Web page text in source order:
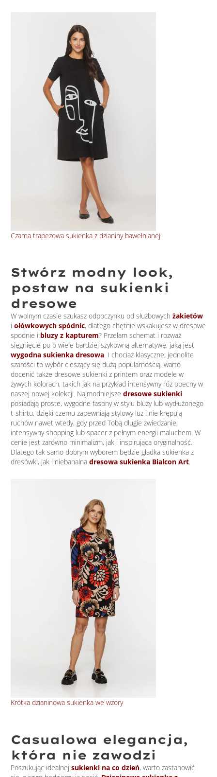
Czarna trapezowa sukienka z dzianiny bawełnianej
Stwórz modny look,
postaw na sukienki
dresowe
W wolnym czasie szukasz odpoczynku od służbowychżakietów
iołówkowych spódnic, dlatego chętnie wskakujesz w dresowe
spodnie i bluzy z kapturem? Przełam schemat i rozważ
sięgnięcie po o wiele bardziej szykowną alternatywę, jaką jest
wygodna sukienka dresowa. I chociaż klasyczne, jednolite
szarości to wybór cieszący się dużą popularnością, warto
docenić także dresowe sukienki z printem oraz modele w
żywych kolorach, takich jak na przykład intensywny róż obecny w
naszej nowej kolekcji. Najmodniejszedresowe sukienki
posiadają proste, wygodne fasony w stylu bluzy lub wydłużonego
t-shirtu, dzięki czemu zapewniają stylowy luz i nie krępują
ruchów nawet wtedy, gdy przed Tobą długie zwiedzanie,
intensywny shopping lub spacer z pełnym energii maluchem. W
cenie jest zarówno minimalizm, jak i inspirująca oryginalność.
Dlatego tak samo dobrym wyborem będzie gładka sukienka z
dresówki, jak i niebanalna dresowa sukienka Bialcon Art.
Krótka dzianinowa sukienka we wzory
Casualowa elegancja,
która nie zawodzi
Poszukując idealnejsukienki na co dzień, warto zastanowić